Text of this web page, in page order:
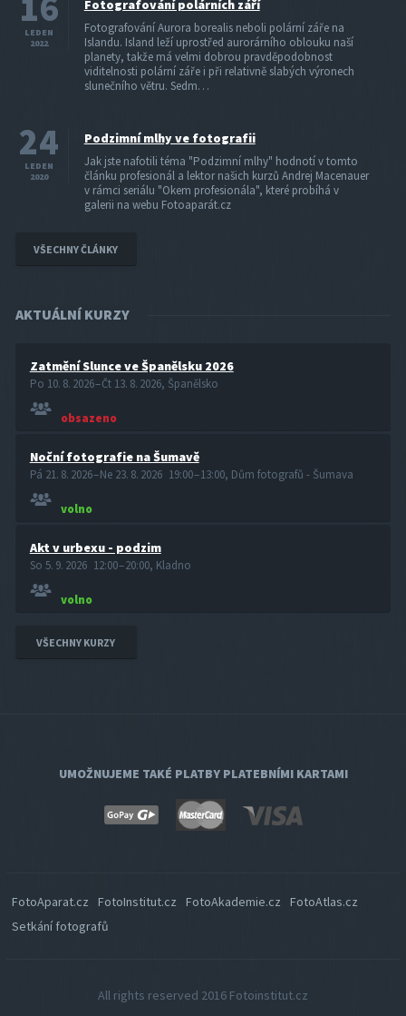
LEDEN
2022
Fotografování polárních září
Fotografování Aurora borealis neboli polární záře na
Islandu. Island leží uprostřed aurorárního oblouku naší
planety, takže má velmi dobrou pravděpodobnost
viditelnosti polární záře i při relativně slabých výronech
slunečního větru. Sedm…
24
LEDEN
2020
Podzimní mlhy ve fotografii
Jak jste nafotili téma "Podzimní mlhy" hodnotí v tomto
článku profesionál a lektor našich kurzů Andrej Macenauer
v rámci seriálu "Okem profesionála", které probíhá v
galerii na webu Fotoaparát.cz
VŠECHNY ČLÁNKY
AKTUÁLNÍ KURZY
Zatmění Slunce ve Španělsku 2026
Po 10. 8. 2026 – Čt 13. 8. 2026, Španělsko
obsazeno
Noční fotografie na Šumavě
Pá 21. 8. 2026 – Ne 23. 8. 2026 19:00 – 13:00, Dům fotografů - Šumava
volno
Akt v urbexu - podzim
So 5. 9. 2026 12:00 – 20:00, Kladno
volno
VŠECHNY KURZY
UMOŽNUJEME TAKÉ PLATBY PLATEBNÍMI KARTAMI
FotoAparat.cz FotoInstitut.cz FotoAkademie.cz
FotoAtlas.cz
Setkání fotografů
All rights reserved 2016 Fotoinstitut.cz